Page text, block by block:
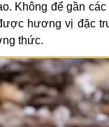
Không để gần
hương vị đặc
thức.